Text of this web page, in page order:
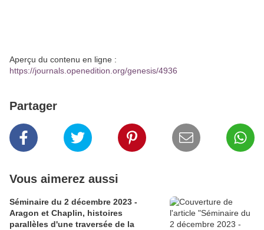
Aperçu du contenu en ligne :
https://journals.openedition.org/genesis/4936
Partager
Vous aimerez aussi
Séminaire du 2 décembre 2023 -
Aragon et Chaplin, histoires
parallèles d'une traversée de la